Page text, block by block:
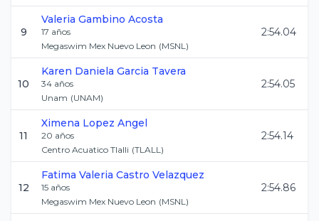
9
Valeria Gambino Acosta
17 años
Megaswim Mex Nuevo Leon (MSNL)
2:54.04
10
Karen Daniela Garcia Tavera
34 años
Unam (UNAM)
2:54.05
11
Ximena Lopez Angel
20 años
Centro Acuatico Tlalli (TLALL)
2:54.14
12
Fatima Valeria Castro Velazquez
15 años
Megaswim Mex Nuevo Leon (MSNL)
2:54.86